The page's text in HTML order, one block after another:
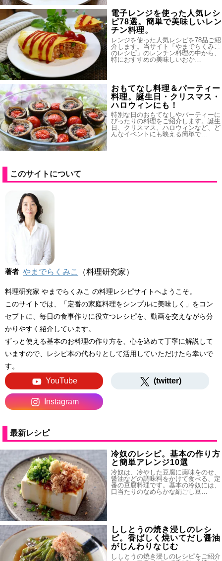
電子レンジを使った人気レシ
ピ78選。簡単で美味しいレン
チン料理。
レンジを使った人気レシピを78品ご紹
介します。当サイト「やまでらくみこ
のレシピ」のレンチン料理の中から、
特におすすめの美味しいおか…
おもてなし料理＆パーティー
料理。誕生日・クリスマス・
ハロウィンにも！
特別な日のおもてなしやパーティーに
ぴったりの料理をご紹介します。誕生
日、クリスマス、ハロウィンなど、ど
んなイベントにも映える簡単で…
このサイトについて
著者 やまでらくみこ （料理研究家）
料理研究家 やまでらくみこ の料理レシピサイトへようこそ。
このサイトでは、「定番の家庭料理をシンプルに美味しく」をコン
セプトに、毎日の食事作りに役立つレシピを、動画を交えながら分
かりやすく紹介しています。
ずっと使える基本のお料理の作り方を、心を込めて丁寧に解説して
いますので、レシピ本の代わりとして活用していただけたら幸いで
す。
YouTube (twitter)
Instagram
最新レシピ
冷奴のレシピ。基本の作り方
と簡単アレンジ10選
冷奴は、冷やした豆腐に薬味をのせ、
醤油などの調味料をかけて食べる、定
番の豆腐料理です。基本の冷奴には、
口当たりのなめらかな絹ごし豆…
ししとうの焼き浸しのレシ
ピ。香ばしく焼いてだし醤油
がじんわりなじむ
ししとうの焼き浸しのレシピをご紹介